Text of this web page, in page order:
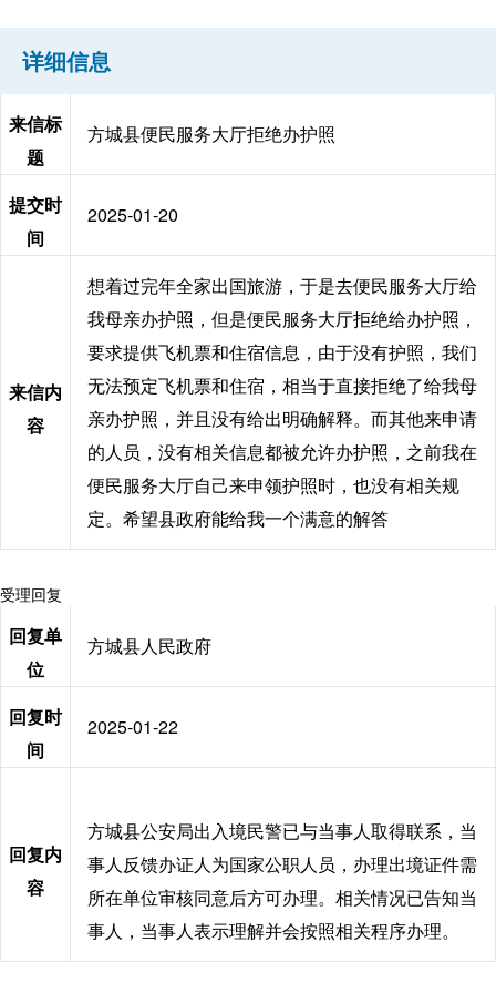
详细信息
来信标
题
方城县便民服务大厅拒绝办护照
提交时
间
2025-01-20
来信内
容
想着过完年全家出国旅游，于是去便民服务大厅给
我母亲办护照，但是便民服务大厅拒绝给办护照，
要求提供飞机票和住宿信息，由于没有护照，我们
无法预定飞机票和住宿，相当于直接拒绝了给我母
亲办护照，并且没有给出明确解释。而其他来申请
的人员，没有相关信息都被允许办护照，之前我在
便民服务大厅自己来申领护照时，也没有相关规
定。希望县政府能给我一个满意的解答
受理回复
回复单
位
方城县人民政府
回复时
间
2025-01-22
回复内
容
方城县公安局出入境民警已与当事人取得联系，当
事人反馈办证人为国家公职人员，办理出境证件需
所在单位审核同意后方可办理。相关情况已告知当
事人，当事人表示理解并会按照相关程序办理。